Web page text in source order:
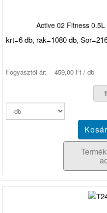
Active 02 Fitness
krt=6 db, rak=1080 db,
Fogyasztói ár: 459,00 Ft / db